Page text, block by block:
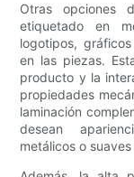
Otras opciones
etiquetado en
logotipos,
en las piezas.
producto y la
propiedades
laminación
desean
metálicos o